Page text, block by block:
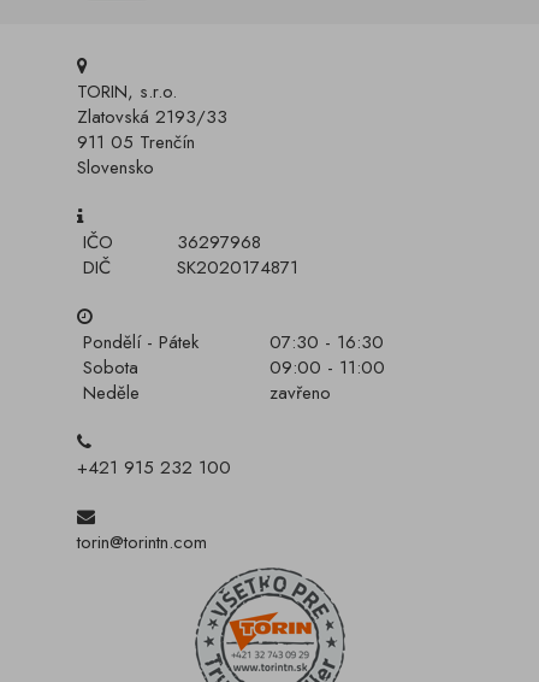
TORIN, s.r.o.
Zlatovská 2193/33
911 05 Trenčín
Slovensko
IČO
36297968
DIČ
SK2020174871
Pondělí - Pátek
07:30 - 16:30
Sobota
09:00 - 11:00
Neděle
zavřeno
+421 915 232 100
torin@torintn.com